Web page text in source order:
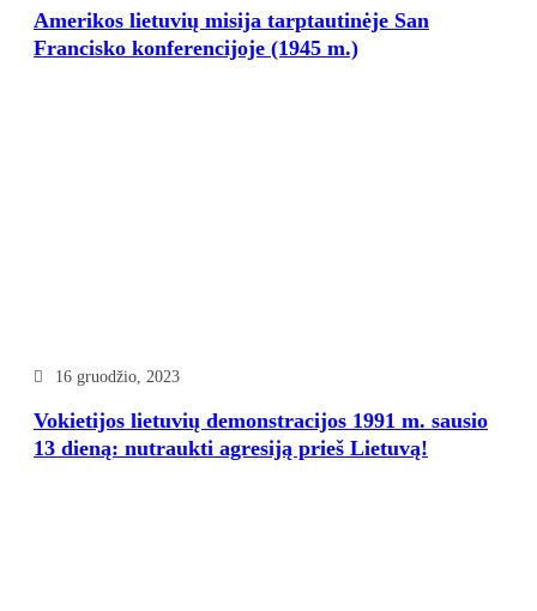
Amerikos lietuvių misija tarptautinėje San
Francisko konferencijoje (1945 m.)
16 gruodžio, 2023
Vokietijos lietuvių demonstracijos 1991 m. sausio
13 dieną: nutraukti agresiją prieš Lietuvą!